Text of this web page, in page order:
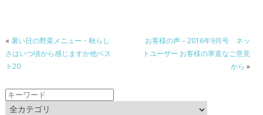
o
k
« 暑い日の野菜メニュー・秋らし
さはいつ頃から感じますか他ベス
ト20
お客様の声 – 2016年9月号 ネッ
トユーザー お客様の率直なご意見
から »